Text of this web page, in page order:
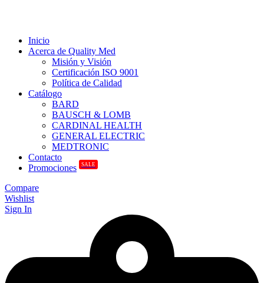
Inicio
Acerca de Quality Med
Misión y Visión
Certificación ISO 9001
Política de Calidad
Catálogo
BARD
BAUSCH & LOMB
CARDINAL HEALTH
GENERAL ELECTRIC
MEDTRONIC
Contacto
Promociones
SALE
Compare
Wishlist
Sign In